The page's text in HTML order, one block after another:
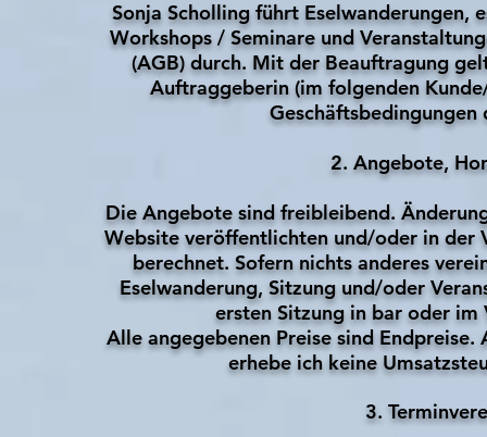
Sonja Scholling führt Eselwanderungen,
Workshops / Seminare und
(AGB) durch. Mit der Beauftragung
Auftraggeberin (im folgenden
2. Angebote,
Die Angebote sind freibleibend.
Website veröffentlichten und/oder in der
berechnet. Sofern nichts anderes
Eselwanderung, Sitzung und/oder
ersten Sitzung in bar oder im
Alle angegebenen Preise sind
erhebe ich keine
3.